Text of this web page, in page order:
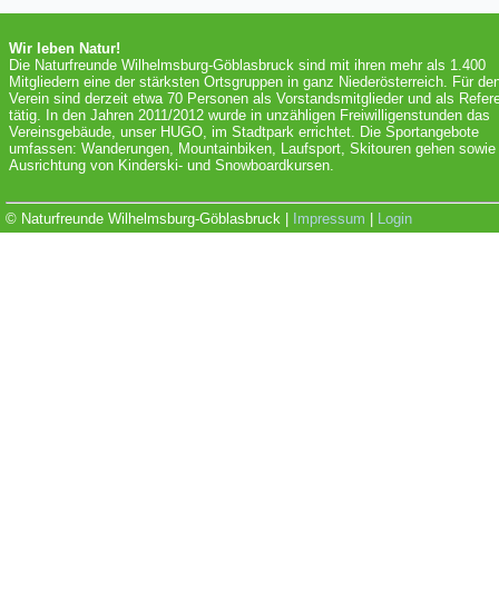
Wir leben Natur!
Die Naturfreunde Wilhelmsburg-Göblasbruck sind mit ihren mehr als 1.400
Mitgliedern eine der stärksten Ortsgruppen in ganz Niederösterreich. Für
Verein sind derzeit etwa 70 Personen als Vorstandsmitglieder und als
tätig. In den Jahren 2011/2012 wurde in unzähligen Freiwilligenstunden das
Vereinsgebäude, unser HUGO, im Stadtpark errichtet. Die Sportangebote
umfassen: Wanderungen, Mountainbiken, Laufsport, Skitouren gehen sowie
Ausrichtung von Kinderski- und Snowboardkursen.
© Naturfreunde Wilhelmsburg-Göblasbruck | Impressum Login